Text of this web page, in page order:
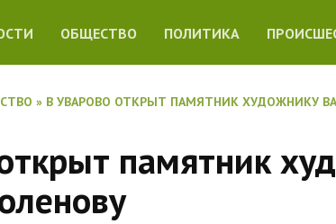
ОБЩЕСТВО ПОЛИТИКА
» В УВАРОВО ОТКРЫТ ПАМЯТНИК ХУДОЖНИКУ
памятник